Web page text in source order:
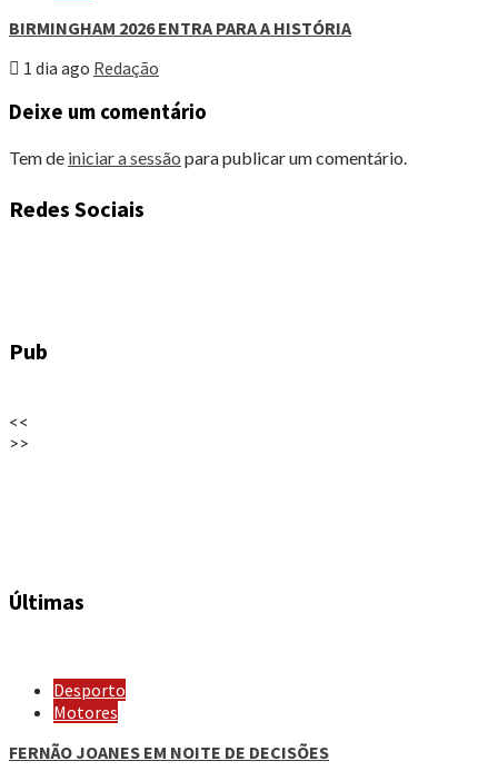
BIRMINGHAM 2026 ENTRA PARA A HISTÓRIA
1 dia ago Redação
Deixe um comentário
Tem de iniciar a sessão para publicar um comentário.
Redes Sociais
Pub
<<
>>
Últimas
Desporto
Motores
FERNÃO JOANES EM NOITE DE DECISÕES